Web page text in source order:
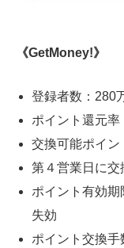
《GetMoney!》
登録者数： 280
ポイント還元率
交換可能ポイン
第４営業日に交
ポイント有効
失効
ポイント交換手